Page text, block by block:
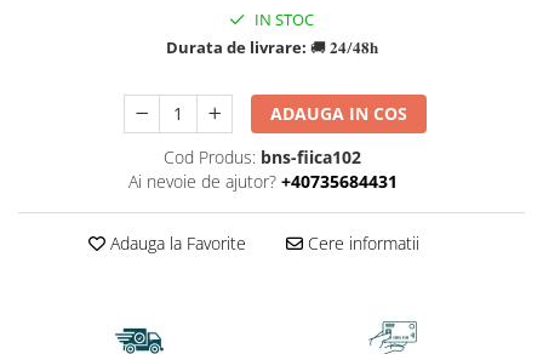
IN STOC
Durata de livrare: 🚚 𝟐𝟒/𝟒𝟖𝐡
ADAUGA IN COS
Cod Produs: bns-fiica102
Ai nevoie de ajutor? +40735684431
Adauga la Favorite Cere informatii